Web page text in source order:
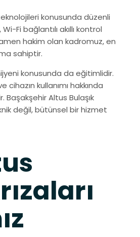
konusunda düzenli
Fi bağlantılı akıllı kontrol
hakim olan kadromuz, en
sahiptir.
konusunda da eğitimlidir.
cihazın kullanımı hakkında
Altus Bulaşık
değil, bütünsel bir hizmet